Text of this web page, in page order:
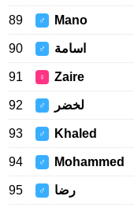
89 ♂ Mano
90 ♂ اسامة
91 ♀ Zaire
92 ♂ لخضر
93 ♂ Khaled
94 ♂ Mohammed
95 ♂ رضا